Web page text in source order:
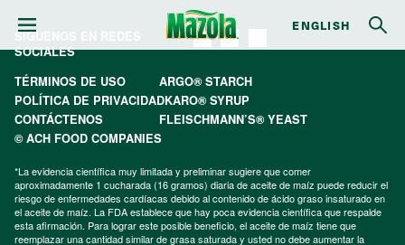
ENGLISH
SÍGUENOS EN REDES
SOCIALES
TÉRMINOS DE USO
ARGO® STARCH
POLÍTICA DE PRIVACIDADKARO® SYRUP
CONTÁCTENOS
FLEISCHMANN’S® YEAST
© ACH FOOD COMPANIES
*La evidencia científica muy limitada y preliminar sugiere que comer
aproximadamente 1 cucharada (16 gramos) diaria de aceite de maíz puede reducir el
riesgo de enfermedades cardíacas debido al contenido de ácido graso insaturado en
el aceite de maíz. La FDA establece que hay poca evidencia científica que respalde
esta afirmación. Para lograr este posible beneficio, el aceite de maíz tiene que
reemplazar una cantidad similar de grasa saturada y usted no debe aumentar la